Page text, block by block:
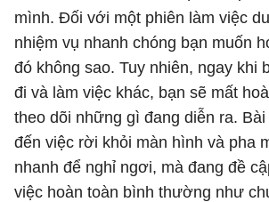
mình. Đối với một phiên làm việc
nhiệm vụ nhanh chóng bạn muốn
đó không sao. Tuy nhiên, ngay khi
đi và làm việc khác, bạn sẽ mất
theo dõi những gì đang diễn ra.
đến việc rời khỏi màn hình và pha
nhanh để nghỉ ngơi, mà đang đề
việc hoàn toàn bình thường như